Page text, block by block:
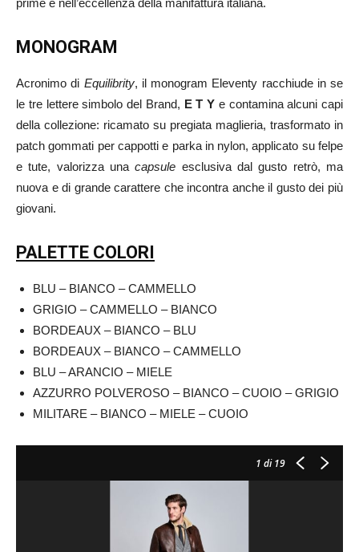
prime e nell’eccellenza della manifattura italiana.
MONOGRAM
Acronimo di Equilibrity, il monogram Eleventy racchiude in se
le tre lettere simbolo del Brand, E T Y e contamina alcuni capi
della collezione: ricamato su pregiata maglieria, trasformato in
patch gommati per cappotti e parka in nylon, applicato su felpe
e tute, valorizza unacapsule esclusiva dal gusto retrò, ma
nuova e di grande carattere che incontra anche il gusto dei più
giovani.
PALETTE COLORI
BLU – BIANCO – CAMMELLO
GRIGIO – CAMMELLO – BIANCO
BORDEAUX – BIANCO – BLU
BORDEAUX – BIANCO – CAMMELLO
BLU – ARANCIO – MIELE
AZZURRO POLVEROSO – BIANCO – CUOIO – GRIGIO
MILITARE – BIANCO – MIELE – CUOIO
1 di 19